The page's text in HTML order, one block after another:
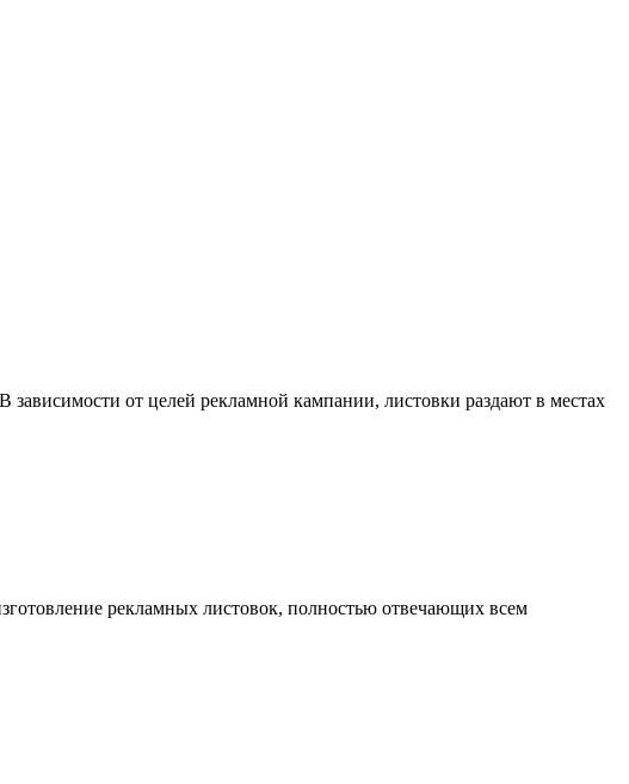
от целей рекламной кампании, листовки раздают в местах
рекламных листовок, полностью отвечающих всем